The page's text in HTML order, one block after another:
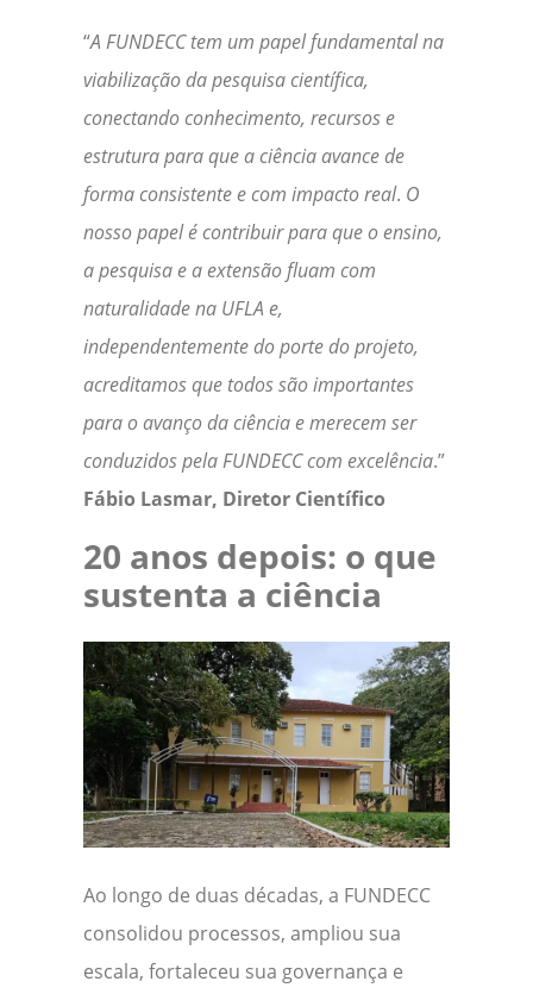
“A FUNDECC tem um papel fundamental na
viabilização da pesquisa científica,
conectando conhecimento, recursos e
estrutura para que a ciência avance de
forma consistente e com impacto real. O
nosso papel é contribuir para que o ensino,
a pesquisa e a extensão fluam com
naturalidade na UFLA e,
independentemente do porte do projeto,
acreditamos que todos são importantes
para o avanço da ciência e merecem ser
conduzidos pela FUNDECC com excelência.”
Fábio Lasmar, Diretor Científico
20 anos depois: o que
sustenta a ciência
Ao longo de duas décadas, a FUNDECC
consolidou processos, ampliou sua
escala, fortaleceu sua governança e